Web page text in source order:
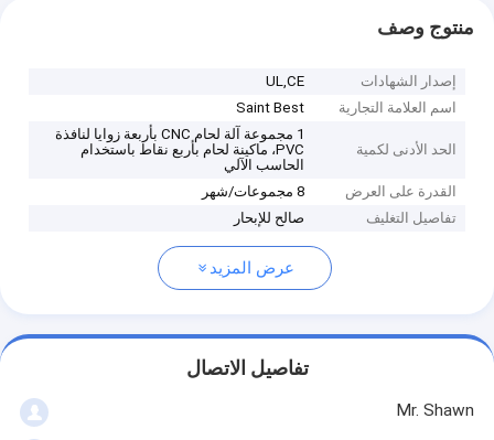
منتوج وصف
إصدار الشهادات
UL,CE
اسم العلامة التجارية
Saint Best
الحد الأدنى لكمية
1 مجموعة آلة لحام CNC بأربعة زوايا لنافذة
PVC، ماكينة لحام بأربع نقاط باستخدام
الحاسب الآلي
القدرة على العرض
8 مجموعات/شهر
تفاصيل التغليف
صالح للإبحار
عرض المزيد
تفاصيل الاتصال
Mr. Shawn